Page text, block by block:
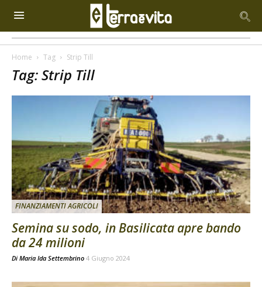
Home Tag Strip Till
Tag: Strip Till
FINANZIAMENTI AGRICOLI
Semina su sodo, in Basilicata apre bando
da 24 milioni
Di Maria Ida Settembrino 4 Giugno 2024